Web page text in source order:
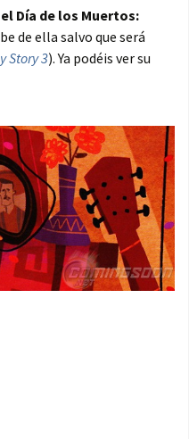
Día de los Muertos:
de ella salvo que será
Story 3). Ya podéis ver su